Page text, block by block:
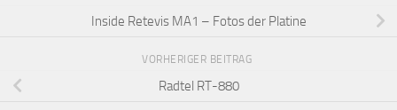
Inside Retevis MA1 – Fotos der Platine
VORHERIGER BEITRAG
Radtel RT-880